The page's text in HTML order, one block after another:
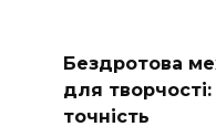
Бездротова
для
точність